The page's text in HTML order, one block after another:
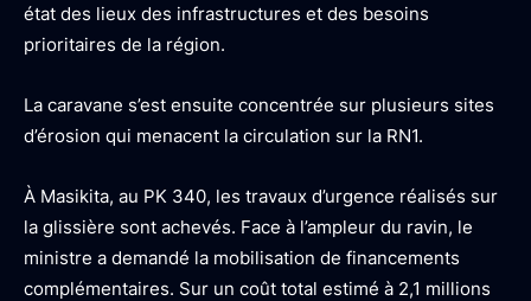
état des lieux des infrastructures et des besoins
prioritaires de la région.
La caravane s’est ensuite concentrée sur plusieurs sites
d’érosion qui menacent la circulation sur la RN1.
À Masikita, au PK 340, les travaux d’urgence réalisés sur
la glissière sont achevés. Face à l’ampleur du ravin, le
ministre a demandé la mobilisation de financements
complémentaires. Sur un coût total estimé à 2,1 millions